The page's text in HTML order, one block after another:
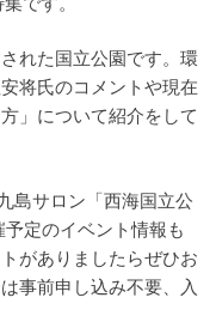
れた国立公園です。環
将氏のコメントや現在
」について紹介をして
島サロン「西海国立公
定のイベント情報も
がありましたらぜひお
事前申し込み不要、入